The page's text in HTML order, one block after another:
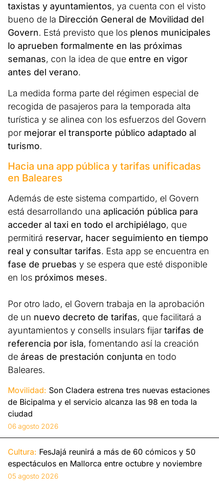
taxistas y ayuntamientos, ya cuenta con el visto
bueno de la Dirección General de Movilidad del
Govern. Está previsto que los plenos municipales
lo aprueben formalmente en las próximas
semanas, con la idea de que entre en vigor
antes del verano.
La medida forma parte del régimen especial de
recogida de pasajeros para la temporada alta
turística y se alinea con los esfuerzos del Govern
por mejorar el transporte público adaptado al
turismo.
Hacia una app pública y tarifas unificadas
en Baleares
Además de este sistema compartido, el Govern
está desarrollando una aplicación pública para
acceder al taxi en todo el archipiélago, que
permitirá reservar, hacer seguimiento en tiempo
real y consultar tarifas. Esta app se encuentra en
fase de pruebas y se espera que esté disponible
en los próximos meses.
Por otro lado, el Govern trabaja en la aprobación
de un nuevo decreto de tarifas, que facilitará a
ayuntamientos y consells insulars fijar tarifas de
referencia por isla, fomentando así la creación
de áreas de prestación conjunta en todo
Baleares.
Movilidad: Son Cladera estrena tres nuevas estaciones
de Bicipalma y el servicio alcanza las 98 en toda la
ciudad
06 agosto 2026
Cultura: FesJajá reunirá a más de 60 cómicos y 50
espectáculos en Mallorca entre octubre y noviembre
05 agosto 2026